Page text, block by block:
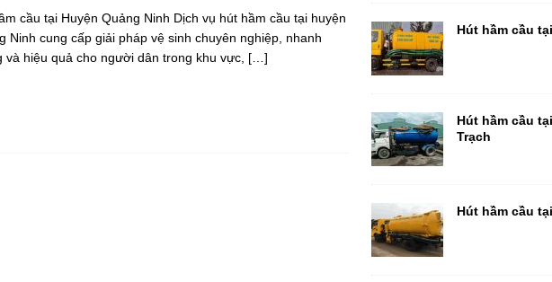
rẻ nhất
cầu, cống rãnh, hố ga
cầu tại Huyện Quảng Ninh Dịch vụ hút hầm cầu tại huyện
Ninh cung cấp giải pháp vệ sinh chuyên nghiệp, nhanh
và hiệu quả cho người dân trong khu vực, […]
Hút hầm cầu
Hút hầm cầu
Trạch
Hút hầm cầu